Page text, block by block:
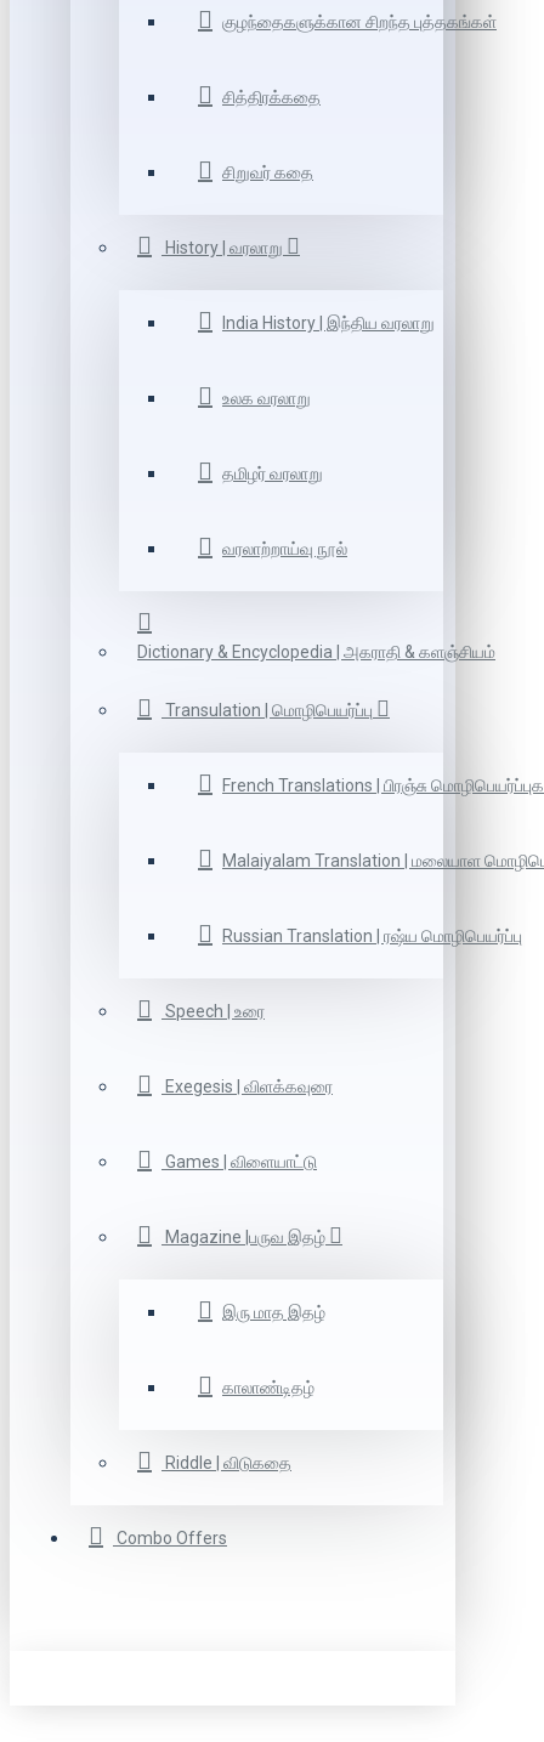
குழந்தைகளுக்கான சிறந்த புத்தகங்கள்
சித்திரக்கதை
சிறுவர் கதை
History | வரலாறு
India History | இந்திய வரலாறு
உலக வரலாறு
தமிழர் வரலாறு
வரலாற்றாய்வு நூல்
Dictionary & Encyclopedia | அகராதி & களஞ்சியம்
Transulation | மொழிபெயர்ப்பு
French Translations | பிரஞ்சு
Malaiyalam Translation | மலையாள
Russian Translation | ரஷ்ய மொழிபெயர்ப்பு
Speech | உரை
Exegesis | விளக்கவுரை
Games | விளையாட்டு
Magazine |பருவ இதழ்
இரு மாத இதழ்
காலாண்டிதழ்
Riddle | விடுகதை
Combo Offers